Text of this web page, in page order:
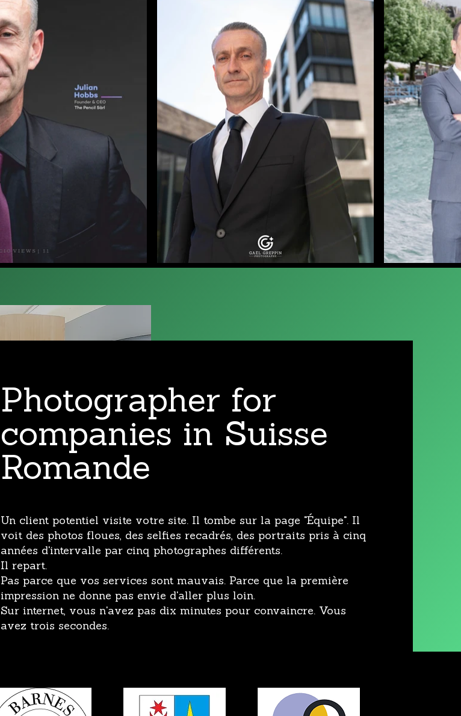
Photographer for
companies in Suisse
Romande
Un client potentiel visite votre site. Il tombe sur la page "Équipe". Il
voit des photos floues, des selfies recadrés, des portraits pris à cinq
années d'intervalle par cinq photographes différents.
Il repart.
Pas parce que vos services sont mauvais. Parce que la première
impression ne donne pas envie d'aller plus loin.
Sur internet, vous n'avez pas dix minutes pour convaincre. Vous
avez trois secondes.